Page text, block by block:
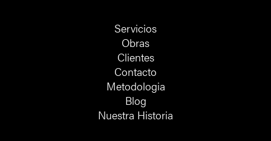
Servicios
Obras
Clientes
Contacto
Metodologia
Blog
Nuestra Historia